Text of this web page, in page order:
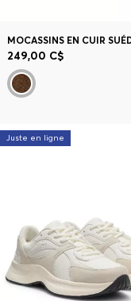
249,00 C$
Juste en ligne